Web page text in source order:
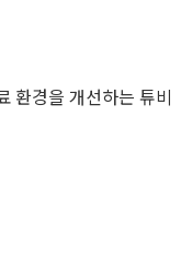
환경을 개선하는 튜비